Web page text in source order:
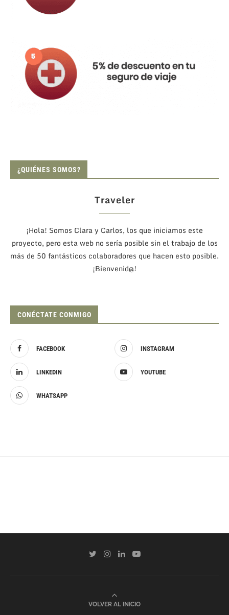
¿QUIÉNES SOMOS?
Traveler
¡Hola! Somos Clara y Carlos, los que iniciamos este
proyecto, pero esta web no sería posible sin el trabajo de los
más de 50 fantásticos colaboradores que hacen esto posible.
¡Bienvenid@!
CONÉCTATE CONMIGO
FACEBOOK INSTAGRAM
LINKEDIN YOUTUBE
WHATSAPP
VOLVER AL INICIO